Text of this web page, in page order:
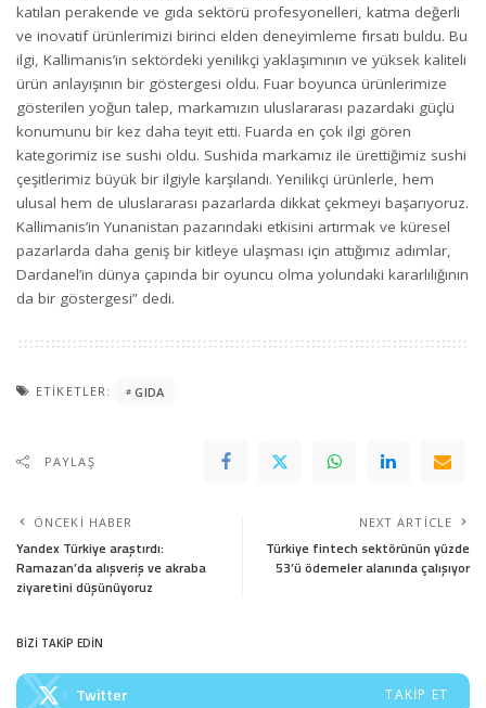
katılan perakende ve gıda sektörü profesyonelleri, katma değerli
ve inovatif ürünlerimizi birinci elden deneyimleme fırsatı buldu. Bu
ilgi, Kallimanis’in sektördeki yenilikçi yaklaşımının ve yüksek kaliteli
ürün anlayışının bir göstergesi oldu. Fuar boyunca ürünlerimize
gösterilen yoğun talep, markamızın uluslararası pazardaki güçlü
konumunu bir kez daha teyit etti. Fuarda en çok ilgi gören
kategorimiz ise sushi oldu. Sushida markamız ile ürettiğimiz sushi
çeşitlerimiz büyük bir ilgiyle karşılandı. Yenilikçi ürünlerle, hem
ulusal hem de uluslararası pazarlarda dikkat çekmeyi başarıyoruz.
Kallimanis’in Yunanistan pazarındaki etkisini artırmak ve küresel
pazarlarda daha geniş bir kitleye ulaşması için attığımız adımlar,
Dardanel’in dünya çapında bir oyuncu olma yolundaki kararlılığının
da bir göstergesi” dedi.
ETIKETLER: GIDA
PAYLAŞ
ÖNCEKI HABER
Yandex Türkiye araştırdı:
Ramazan’da alışveriş ve akraba
ziyaretini düşünüyoruz
NEXT ARTICLE
Türkiye fintech sektörünün yüzde
53’ü ödemeler alanında çalışıyor
BİZİ TAKİP EDİN
Twitter TAKIP ET